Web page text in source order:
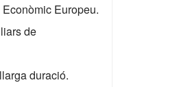
Europeu.
de
duració.